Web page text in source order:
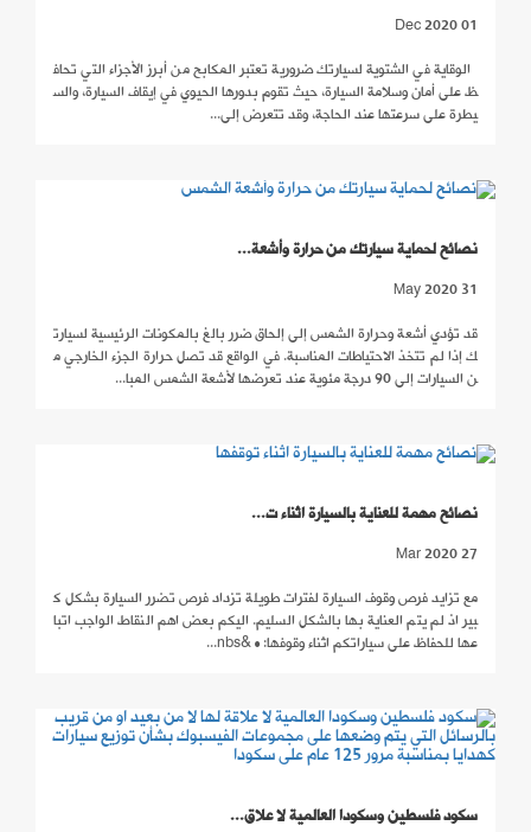
01 Dec 2020
الوقاية في الشتوية لسيارتك ضرورية تعتبر المكابح من أبرز الأجزاء التي تحاف
ظ على أمان وسلامة السيارة، حيث تقوم بدورها الحيوي في إيقاف السيارة، والس
يطرة على سرعتها عند الحاجة، وقد تتعرض إلى...
نصائح لحماية سيارتك من حرارة وأشعة...
31 May 2020
قد تؤدي أشعة وحرارة الشمس إلى إلحاق ضرر بالغ بالمكونات الرئيسية لسيارت
ك إذا لم تتخذ الاحتياطات المناسبة. في الواقع قد تصل حرارة الجزء الخارجي م
ن السيارات إلى 90 درجة مئوية عند تعرضها لأشعة الشمس المبا...
نصائح مهمة للعناية بالسيارة اثناء ت...
27 Mar 2020
مع تزايد فرص وقوف السيارة لفترات طويلة تزداد فرص تضرر السيارة بشكل ك
بير اذ لم يتم العناية بها بالشكل السليم. اليكم بعض اهم النقاط الواجب اتبا
عها للحفاظ على سياراتكم اثناء وقوفها: • &nbs...
سكود فلسطين وسكودا العالمية لا علاق...